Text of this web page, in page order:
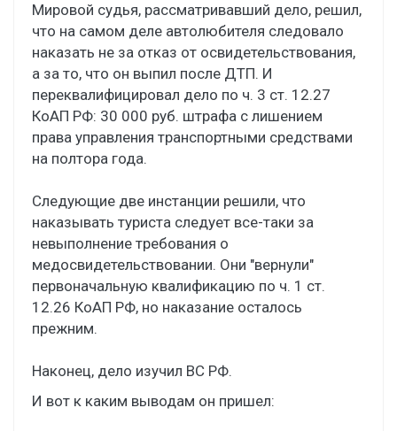
Мировой судья, рассматривавший дело, решил,
что на самом деле автолюбителя следовало
наказать не за отказ от освидетельствования,
а за то, что он выпил после ДТП. И
переквалифицировал дело по ч. 3 ст. 12.27
КоАП РФ: 30 000 руб. штрафа с лишением
права управления транспортными средствами
на полтора года.
Следующие две инстанции решили, что
наказывать туриста следует все-таки за
невыполнение требования о
медосвидетельствовании. Они "вернули"
первоначальную квалификацию по ч. 1 ст.
12.26 КоАП РФ, но наказание осталось
прежним.
Наконец, дело изучил ВС РФ.
И вот к каким выводам он пришел: